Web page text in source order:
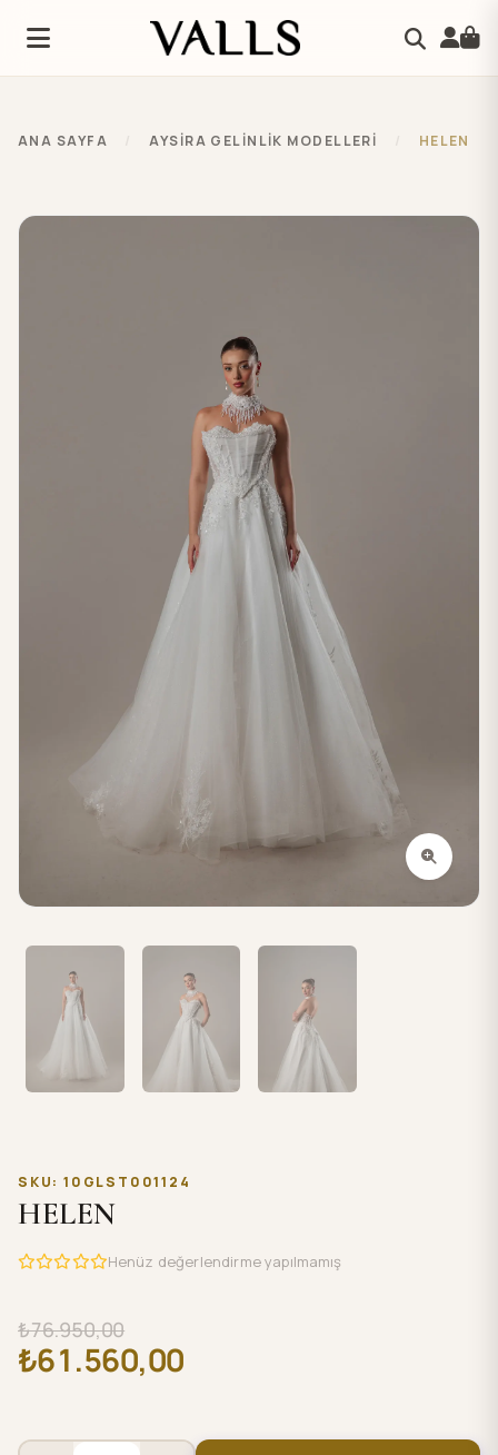
ANA SAYFA AYSIRA GELINLIK MODELLERI HELEN
SKU: 10GLST001124
HELEN
Henüz değerlendirme yapılmamış
₺76.950,00
₺61.560,00